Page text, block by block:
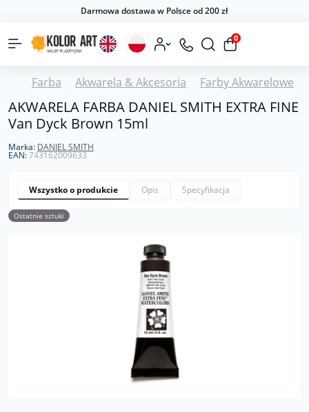
Darmowa dostawa w Polsce od 200 zł
0
Farba Akwarela & Akcesoria Farby Akwarelowe
AKWARELA FARBA DANIEL SMITH EXTRA FINE
Van Dyck Brown 15ml
Marka: DANIEL SMITH
EAN:743162009633
Wszystko o produkcie Opis Specyfikacja
Ostatnie sztuki